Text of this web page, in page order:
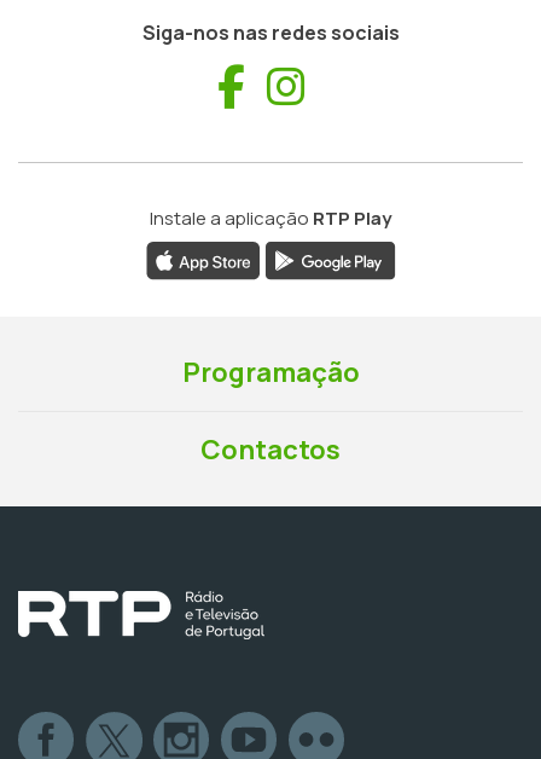
Siga-nos nas redes sociais
Facebook
Instale a aplicação RTP Play
Programação
Contactos